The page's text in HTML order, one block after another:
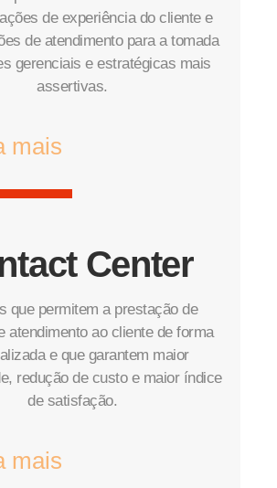
de experiência do cliente e
de atendimento para a tomada
gerenciais e estratégicas mais
assertivas.
mais
Center
que permitem a prestação de
atendimento ao cliente de forma
e que garantem maior
redução de custo e maior índice
de satisfação.
mais